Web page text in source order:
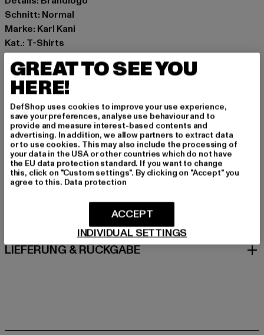
Schnitt: Normal
Marke: Karl Kani
Kat.: T-Shirts
Farbe: grau
Hersteller Farbe: grey
Materialzusammensetzung: 100% Baumwolle
Hersteller: Urban Styles Agency GmbH & Co. KG |
agentur@urbanstylesagency.com
Schanzenstraße 41 | 51063 Köln | DE
PFLEGEHINWEISE
LIEFERUNG & RÜCKGABE
GREAT TO SEE YOU
HERE!
DefShop uses cookies to improve your use experience,
save your preferences, analyse use behaviour and to
provide and measure interest-based contents and
advertising. In addition, we allow partners to extract data
or to use cookies. This may also include the processing of
your data in the USA or other countries which do not have
the EU data protection standard. If you want to change
this, click on "Custom settings". By clicking on "Accept" you
agree to this. Data protection
INDIVIDUAL SETTINGS
ACCEPT